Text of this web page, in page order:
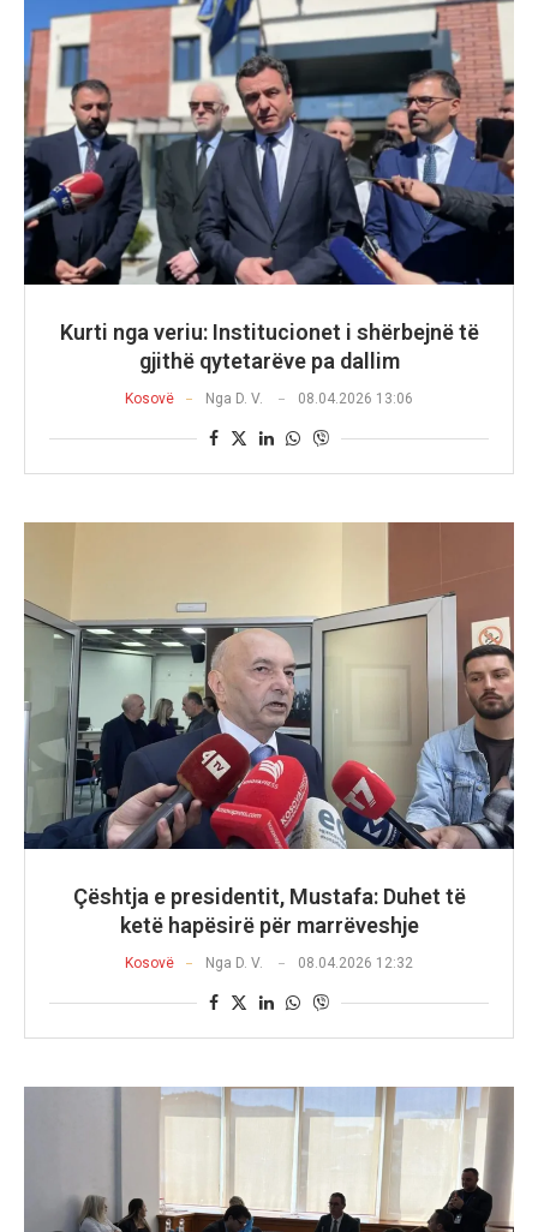
Kurti nga veriu: Institucionet i shërbejnë të
gjithë qytetarëve pa dallim
Kosovë Nga D. V. 08.04.2026 13:06
Çështja e presidentit, Mustafa: Duhet të
ketë hapësirë për marrëveshje
Kosovë Nga D. V. 08.04.2026 12:32